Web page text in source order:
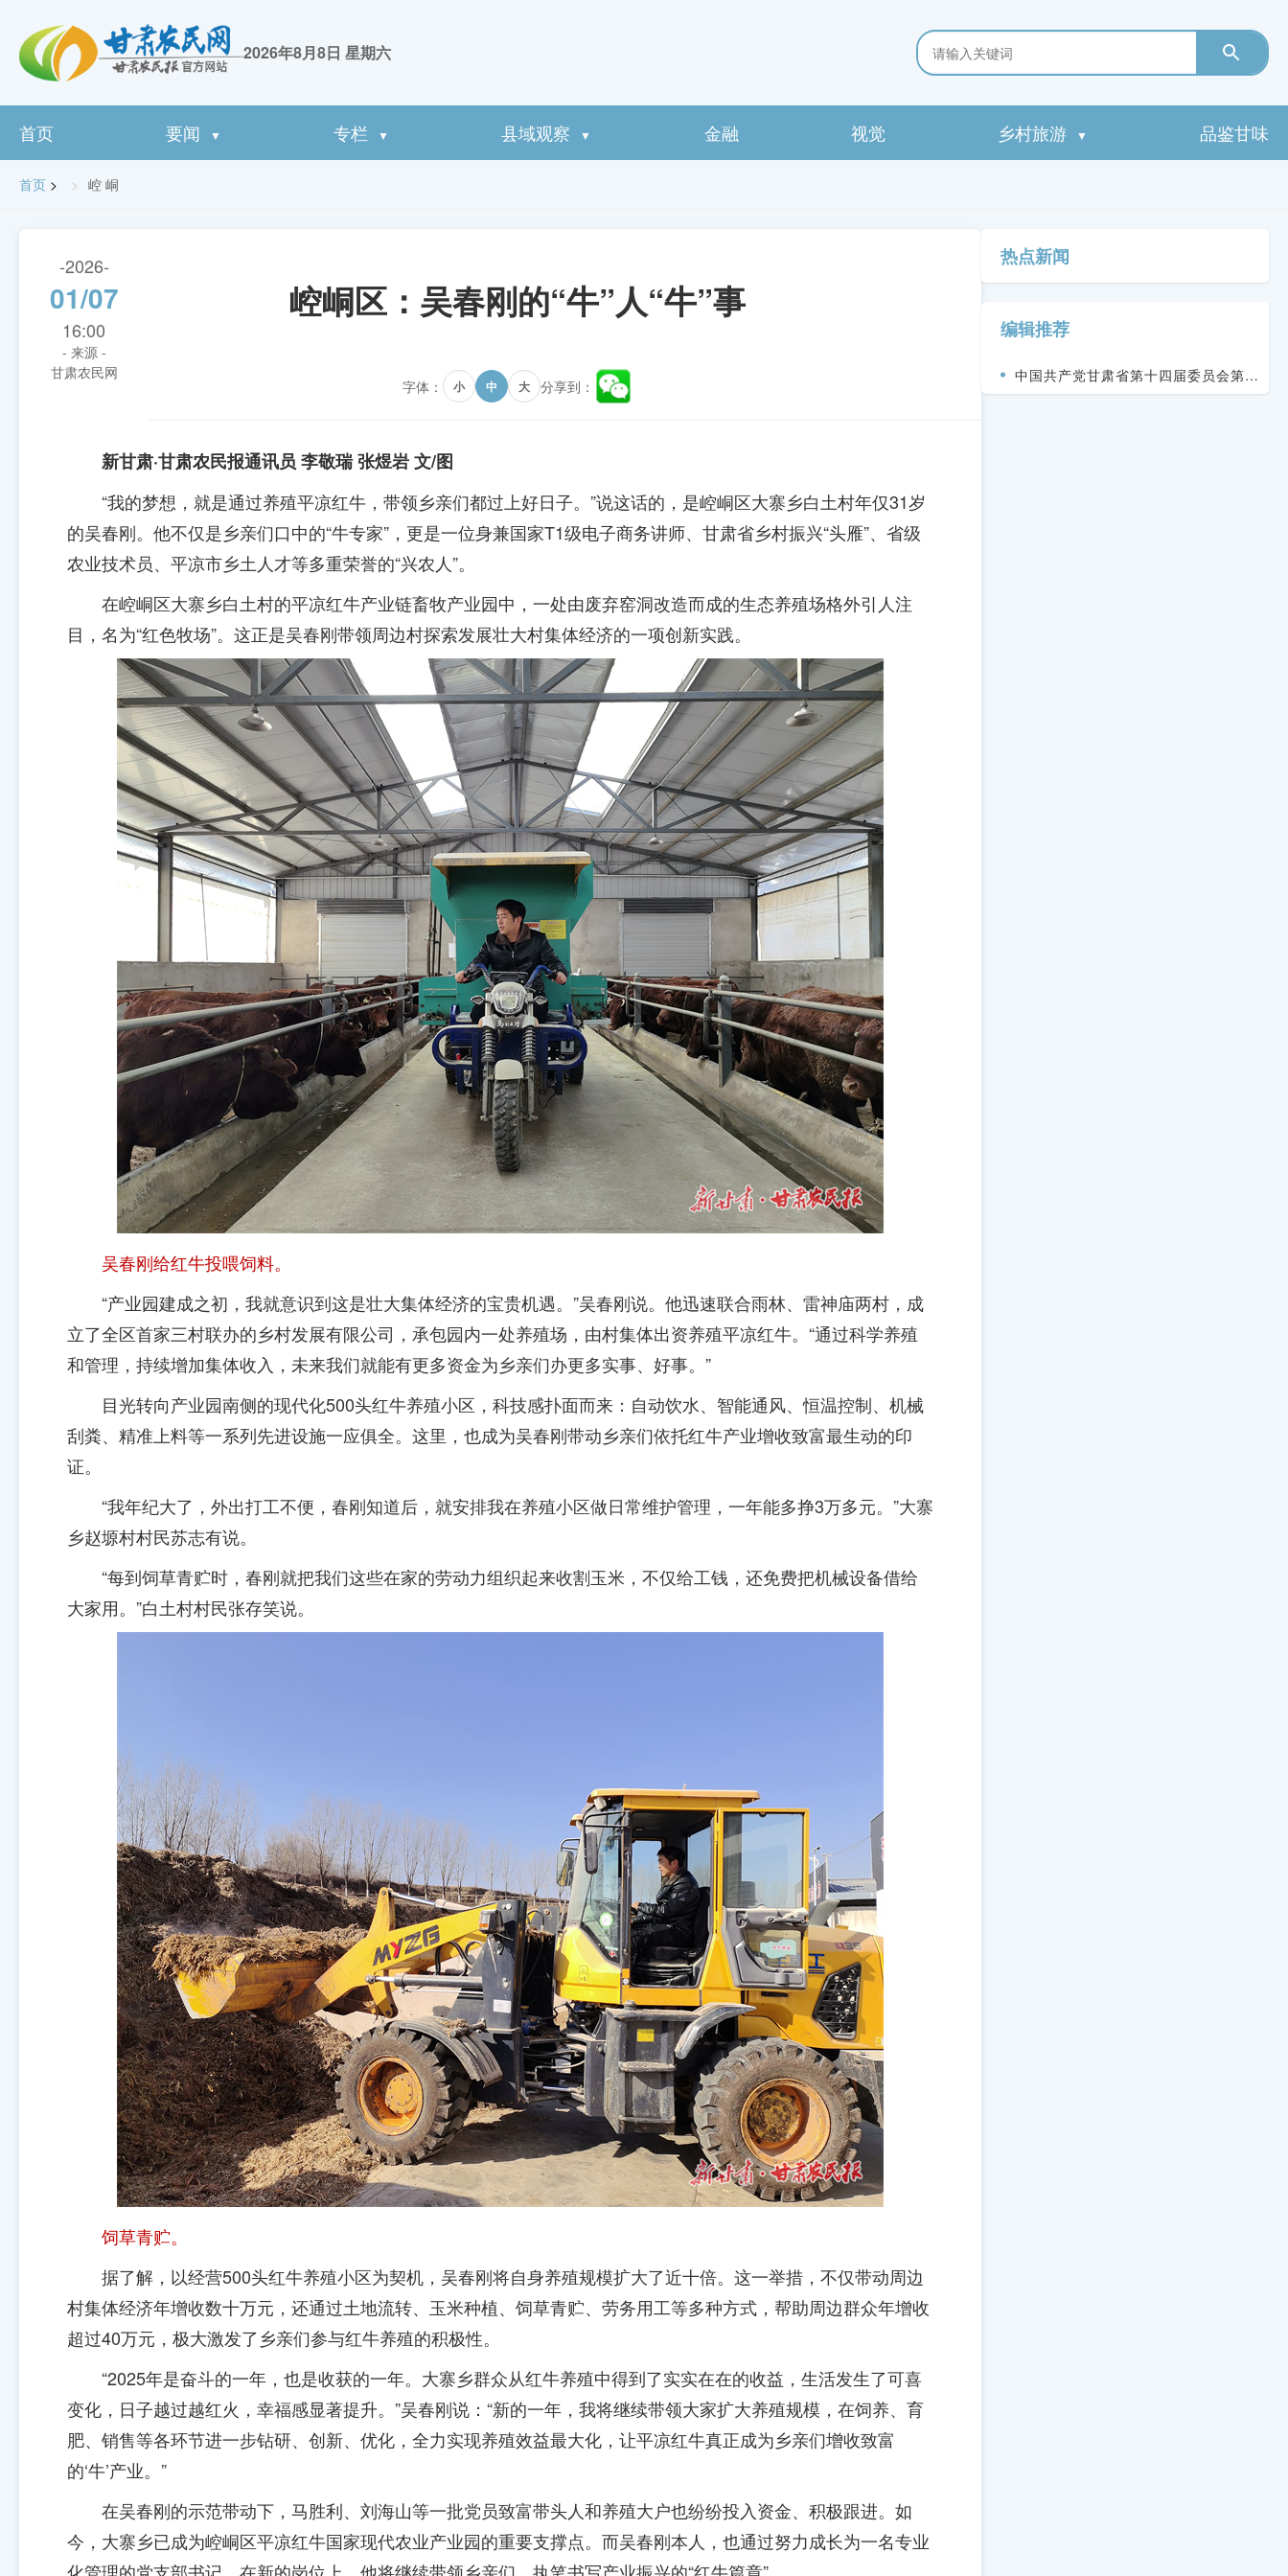
2026年8月8日 星期六
首页 要闻 ▼ 专栏 ▼ 县域观察 ▼ 金融 视觉 乡村旅游 ▼ 品鉴甘味
首页 > 崆 峒
-2026-
01/07
16:00
- 来源 -
甘肃农民网
崆峒区：吴春刚的“牛”人“牛”事
字体： 小 中 大 分享到：
新甘肃·甘肃农民报通讯员 李敬瑞 张煜岩 文/图
“我的梦想，就是通过养殖平凉红牛，带领乡亲们都过上好日子。”说这话的，是崆峒区大寨乡白土村年仅31岁
的吴春刚。他不仅是乡亲们口中的“牛专家”，更是一位身兼国家T1级电子商务讲师、甘肃省乡村振兴“头雁”、省级
农业技术员、平凉市乡土人才等多重荣誉的“兴农人”。
在崆峒区大寨乡白土村的平凉红牛产业链畜牧产业园中，一处由废弃窑洞改造而成的生态养殖场格外引人注
目，名为“红色牧场”。这正是吴春刚带领周边村探索发展壮大村集体经济的一项创新实践。
吴春刚给红牛投喂饲料。
“产业园建成之初，我就意识到这是壮大集体经济的宝贵机遇。”吴春刚说。他迅速联合雨林、雷神庙两村，成
立了全区首家三村联办的乡村发展有限公司，承包园内一处养殖场，由村集体出资养殖平凉红牛。“通过科学养殖
和管理，持续增加集体收入，未来我们就能有更多资金为乡亲们办更多实事、好事。”
目光转向产业园南侧的现代化500头红牛养殖小区，科技感扑面而来：自动饮水、智能通风、恒温控制、机械
刮粪、精准上料等一系列先进设施一应俱全。这里，也成为吴春刚带动乡亲们依托红牛产业增收致富最生动的印
证。
“我年纪大了，外出打工不便，春刚知道后，就安排我在养殖小区做日常维护管理，一年能多挣3万多元。”大寨
乡赵塬村村民苏志有说。
“每到饲草青贮时，春刚就把我们这些在家的劳动力组织起来收割玉米，不仅给工钱，还免费把机械设备借给
大家用。”白土村村民张存笑说。
饲草青贮。
据了解，以经营500头红牛养殖小区为契机，吴春刚将自身养殖规模扩大了近十倍。这一举措，不仅带动周边
村集体经济年增收数十万元，还通过土地流转、玉米种植、饲草青贮、劳务用工等多种方式，帮助周边群众年增收
超过40万元，极大激发了乡亲们参与红牛养殖的积极性。
“2025年是奋斗的一年，也是收获的一年。大寨乡群众从红牛养殖中得到了实实在在的收益，生活发生了可喜
变化，日子越过越红火，幸福感显著提升。”吴春刚说：“新的一年，我将继续带领大家扩大养殖规模，在饲养、育
肥、销售等各环节进一步钻研、创新、优化，全力实现养殖效益最大化，让平凉红牛真正成为乡亲们增收致富
的‘牛’产业。”
在吴春刚的示范带动下，马胜利、刘海山等一批党员致富带头人和养殖大户也纷纷投入资金、积极跟进。如
今，大寨乡已成为崆峒区平凉红牛国家现代农业产业园的重要支撑点。而吴春刚本人，也通过努力成长为一名专业
热点新闻
编辑推荐
中国共产党甘肃省第十四届委员会第九